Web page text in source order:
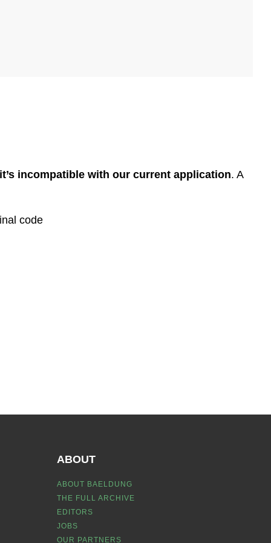
incompatible with our current application. A
code
ABOUT
ABOUT BAELDUNG
THE FULL ARCHIVE
EDITORS
JOBS
OUR PARTNERS